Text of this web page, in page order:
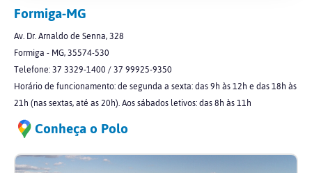
Formiga-MG
Av. Dr. Arnaldo de Senna, 328
Formiga - MG, 35574-530
Telefone: 37 3329-1400 / 37 99925-9350
Horário de funcionamento: de segunda a sexta: das 9h às 12h e das 18h às
21h (nas sextas, até as 20h). Aos sábados letivos: das 8h às 11h
Conheça o Polo